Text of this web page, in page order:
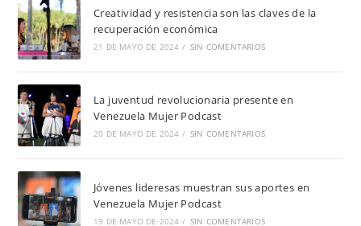
Creatividad y resistencia son las claves de la
recuperación económica
21 DE MAYO DE 2024 / SIN COMENTARIOS
La juventud revolucionaria presente en
Venezuela Mujer Podcast
20 DE MAYO DE 2024 / SIN COMENTARIOS
Jóvenes lideresas muestran sus aportes en
Venezuela Mujer Podcast
19 DE MAYO DE 2024 / SIN COMENTARIOS